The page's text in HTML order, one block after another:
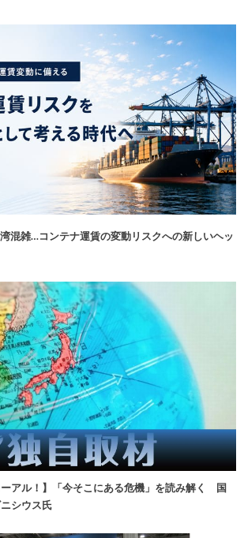
混雑…コンテナ運賃の変動リスクへの新しいヘッ
ーアル！】「今そこにある危機」を読み解く 国
シウス氏